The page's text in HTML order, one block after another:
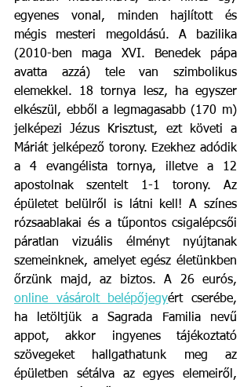
egyenes vonal, minden hajlított és
mégis mesteri megoldású. A bazilika
(2010-ben maga XVI. Benedek pápa
avatta azzá) tele van szimbolikus
elemekkel. 18 tornya lesz, ha egyszer
elkészül, ebből a legmagasabb (170 m)
jelképezi Jézus Krisztust, ezt követi a
Máriát jelképező torony. Ezekhez adódik
a 4 evangélista tornya, illetve a 12
apostolnak szentelt 1-1 torony. Az
épületet belülről is látni kell! A színes
rózsaablakai és a tűpontos csigalépcsői
páratlan vizuális élményt nyújtanak
szemeinknek, amelyet egész életünkben
online vásárolt belépőjegyért cserébe,
ha letöltjük a Sagrada Familia nevű
appot, akkor ingyenes tájékoztató
szövegeket hallgathatunk meg az
épületben sétálva az egyes elemeiről,